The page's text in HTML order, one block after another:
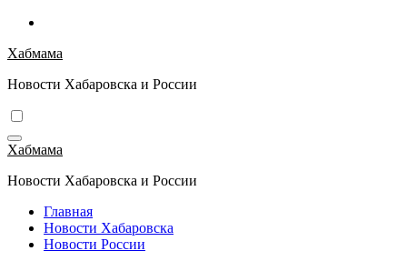
Перейти
содержимому
Хабмама
Новости Хабаровска и России
Хабмама
Новости Хабаровска и России
Главная
Новости Хабаровска
Новости России